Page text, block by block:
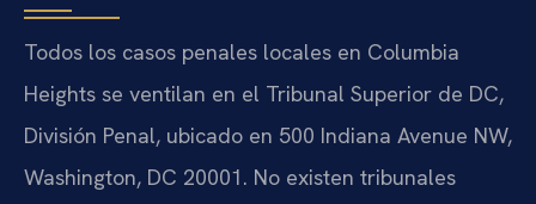
Todos los casos penales locales en Columbia
Heights se ventilan en el Tribunal Superior de DC,
División Penal, ubicado en 500 Indiana Avenue NW,
Washington, DC 20001. No existen tribunales